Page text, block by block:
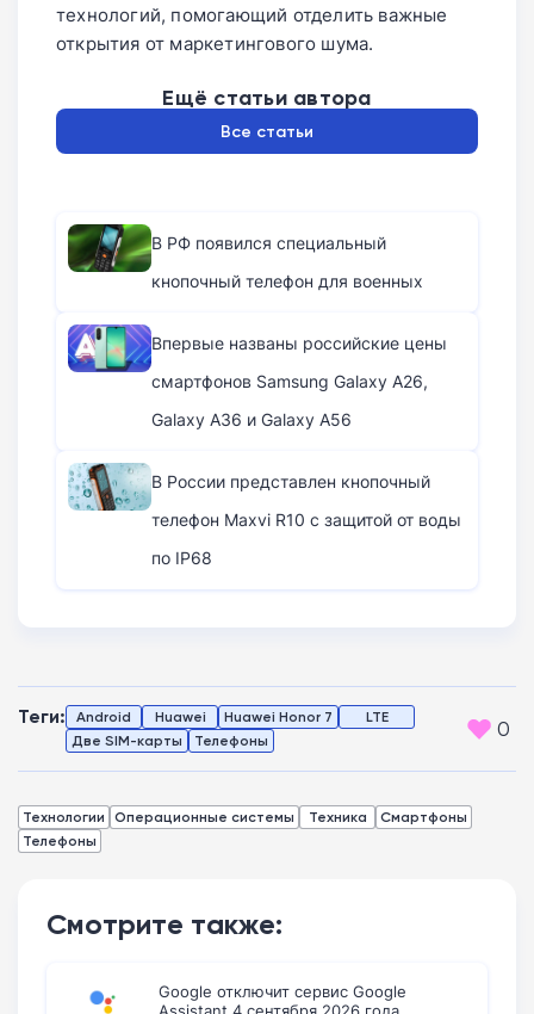
технологий, помогающий отделить важные
открытия от маркетингового шума.
Ещё статьи автора
Все статьи
В РФ появился специальный
кнопочный телефон для военных
Впервые названы российские цены
смартфонов Samsung Galaxy A26,
Galaxy A36 и Galaxy A56
В России представлен кнопочный
телефон Maxvi R10 с защитой от воды
по IP68
Теги: Android Huawei Huawei Honor 7
LTE
Две SIM-карты
Телефоны 0
Технологии Операционные системы Техника
Смартфоны
Телефоны
Смотрите также:
Google отключит сервис Google